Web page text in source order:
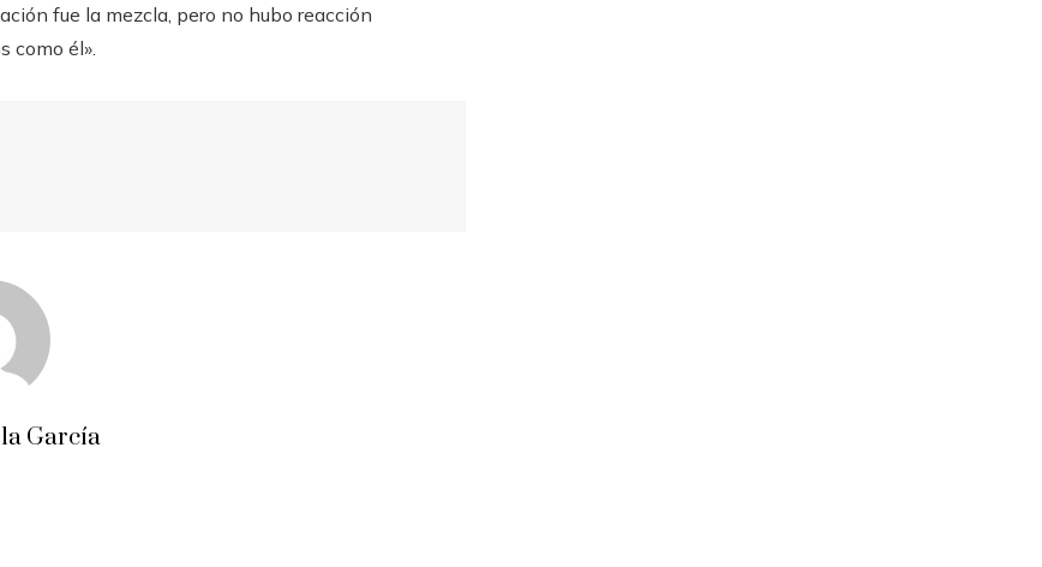
fue la mezcla, pero no hubo reacción
como él».
García